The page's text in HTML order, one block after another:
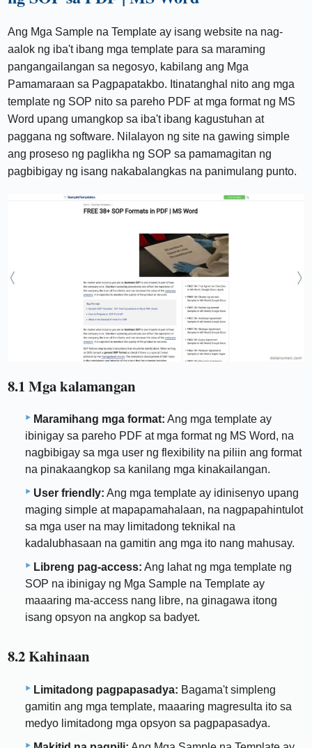
Ang Mga Sample na Template ay isang website na nag-
aalok ng iba't ibang mga template para sa maraming
pangangailangan sa negosyo, kabilang ang Mga
Pamamaraan sa Pagpapatakbo. Itinatanghal nito ang mga
template ng SOP nito sa pareho PDF at mga format ng MS
Word upang umangkop sa iba't ibang kagustuhan at
paggana ng software. Nilalayon ng site na gawing simple
ang proseso ng paglikha ng SOP sa pamamagitan ng
pagbibigay ng isang nakabalangkas na panimulang punto.
8.1 Mga kalamangan
Maramihang mga format: Ang mga template ay
ibinigay sa pareho PDF at mga format ng MS Word, na
nagbibigay sa mga user ng flexibility na piliin ang format
na pinakaangkop sa kanilang mga kinakailangan.
User friendly: Ang mga template ay idinisenyo upang
maging simple at mapapamahalaan, na nagpapahintulot
sa mga user na may limitadong teknikal na
kadalubhasaan na gamitin ang mga ito nang mahusay.
Libreng pag-access: Ang lahat ng mga template ng
SOP na ibinigay ng Mga Sample na Template ay
maaaring ma-access nang libre, na ginagawa itong
isang opsyon na angkop sa badyet.
8.2 Kahinaan
Limitadong pagpapasadya: Bagama't simpleng
gamitin ang mga template, maaaring magresulta ito sa
medyo limitadong mga opsyon sa pagpapasadya.